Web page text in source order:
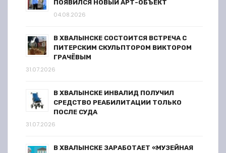
ПОЯВИЛСЯ НОВЫЙ АРТ-ОБЪЕКТ
04.08.2026
В ХВАЛЫНСКЕ СОСТОИТСЯ ВСТРЕЧА С
ПИТЕРСКИМ СКУЛЬПТОРОМ ВИКТОРОМ
ГРАЧЁВЫМ
31.07.2026
В ХВАЛЫНСКЕ ИНВАЛИД ПОЛУЧИЛ
СРЕДСТВО РЕАБИЛИТАЦИИ ТОЛЬКО
ПОСЛЕ СУДА
31.07.2026
В ХВАЛЫНСКЕ ЗАРАБОТАЕТ «МУЗЕЙНАЯ